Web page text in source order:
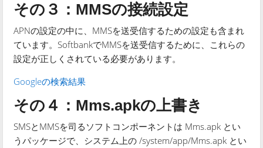
その３：MMSの接続設定
APNの設定の中に、MMSを送受信するための設定も含まれ
ています。SoftbankでMMSを送受信するために、これらの
設定が正しくされている必要があります。
Googleの検索結果
その４：Mms.apkの上書き
SMSとMMSを司るソフトコンポーネントは Mms.apk とい
うパッケージで、システム上の /system/app/Mms.apk とい